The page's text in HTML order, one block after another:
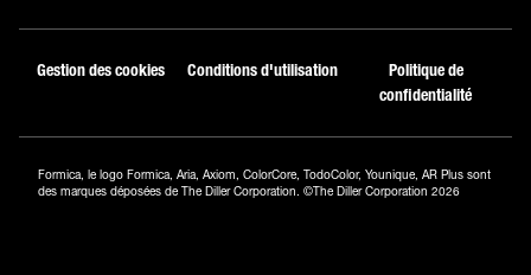
Gestion des cookies Conditions d'utilisation
Politique de
confidentialité
Formica, le logo Formica, Aria, Axiom, ColorCore, TodoColor, Younique, AR Plus sont
des marques déposées de The Diller Corporation. ©The Diller Corporation 2026